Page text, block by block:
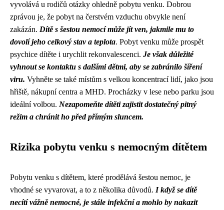
vyvolává u rodičů otázky ohledně pobytu venku. Dobrou
zprávou je, že pobyt na čerstvém vzduchu obvykle není
zakázán. Dítě s šestou nemocí může jít ven, jakmile mu to
dovolí jeho celkový stav a teplota. Pobyt venku může prospět
psychice dítěte i urychlit rekonvalescenci. Je však důležité
vyhnout se kontaktu s dalšími dětmi, aby se zabránilo šíření
viru. Vyhněte se také místům s velkou koncentrací lidí, jako jsou
hřiště, nákupní centra a MHD. Procházky v lese nebo parku jsou
ideální volbou. Nezapomeňte dítěti zajistit dostatečný pitný
režim a chránit ho před přímým sluncem.
Rizika pobytu venku s nemocným dítětem
Pobytu venku s dítětem, které prodělává šestou nemoc, je
vhodné se vyvarovat, a to z několika důvodů. I když se dítě
necítí vážně nemocné, je stále infekční a mohlo by nakazit